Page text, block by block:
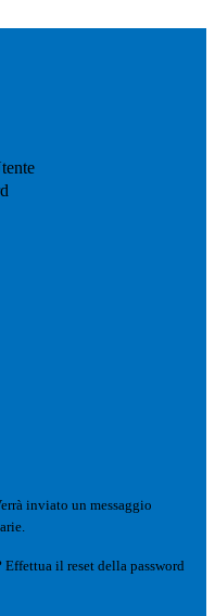
inviato un messaggio
Effettua il reset della password